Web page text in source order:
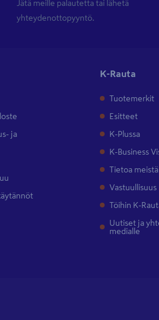
Jätä meille palautetta tai lähetä
yhteydenottopyyntö.
ja
K-Rauta
Tuotemerkit
Esitteet
K-Plussa
K-Business
Tietoa meistä
Vastuullisuus
Töihin K-
Uutiset ja
medialle